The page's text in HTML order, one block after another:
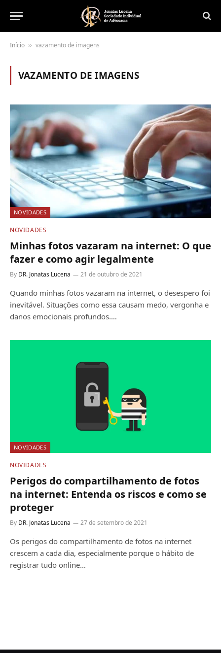
Início » vazamento de imagens
VAZAMENTO DE IMAGENS
NOVIDADES
NOVIDADES
Minhas fotos vazaram na internet: O que
fazer e como agir legalmente
By DR. Jonatas Lucena 21 de outubro de 2021
Quando minhas fotos vazaram na internet, o desespero foi
inevitável. Situações como essa causam medo, vergonha e
danos emocionais profundos.…
NOVIDADES
NOVIDADES
Perigos do compartilhamento de fotos
na internet: Entenda os riscos e como se
proteger
By DR. Jonatas Lucena 27 de setembro de 2021
Os perigos do compartilhamento de fotos na internet
crescem a cada dia, especialmente porque o hábito de
registrar tudo online…